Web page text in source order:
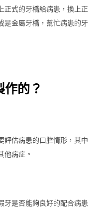
正式的牙橋給病患，換上正
是金屬牙橋，幫忙病患的牙
的？
評估病患的口腔情形，其中
他病症。
牙是否能夠良好的配合病患